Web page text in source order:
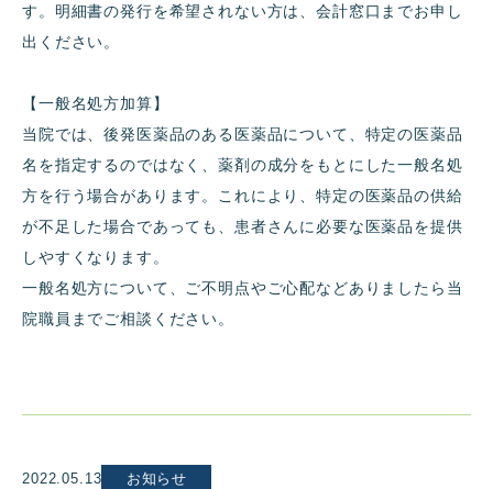
す。明細書の発行を希望されない方は、会計窓口までお申し
出ください。
【一般名処方加算】
当院では、後発医薬品のある医薬品について、特定の医薬品
名を指定するのではなく、薬剤の成分をもとにした一般名処
方を行う場合があります。これにより、特定の医薬品の供給
が不足した場合であっても、患者さんに必要な医薬品を提供
しやすくなります。
一般名処方について、ご不明点やご心配などありましたら当
院職員までご相談ください。
2022.05.13 お知らせ